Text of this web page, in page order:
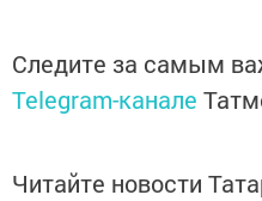
Следите за самым
Telegram-канале
Читайте новости